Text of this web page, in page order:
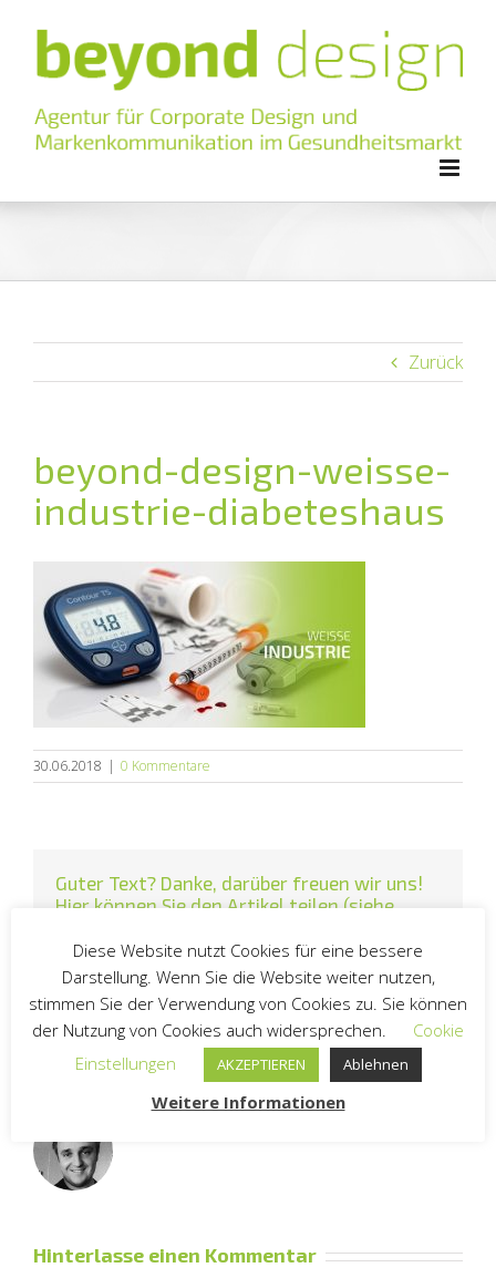
springen
Zurück
beyond-design-weisse-
industrie-diabeteshaus
30.06.2018 | 0 Kommentare
Guter Text? Danke, darüber freuen wir uns!
Hier können Sie den Artikel teilen (siehe
Facebook
TwitterLinkedIn
E-
Mail
Andreas Riethmüller
Hinterlasse einen Kommentar
Diese Website nutzt Cookies für eine bessere
Darstellung. Wenn Sie die Website weiter nutzen,
stimmen Sie der Verwendung von Cookies zu. Sie können
der Nutzung von Cookies auch widersprechen.
Cookie
Einstellungen
AKZEPTIEREN Ablehnen
Weitere Informationen